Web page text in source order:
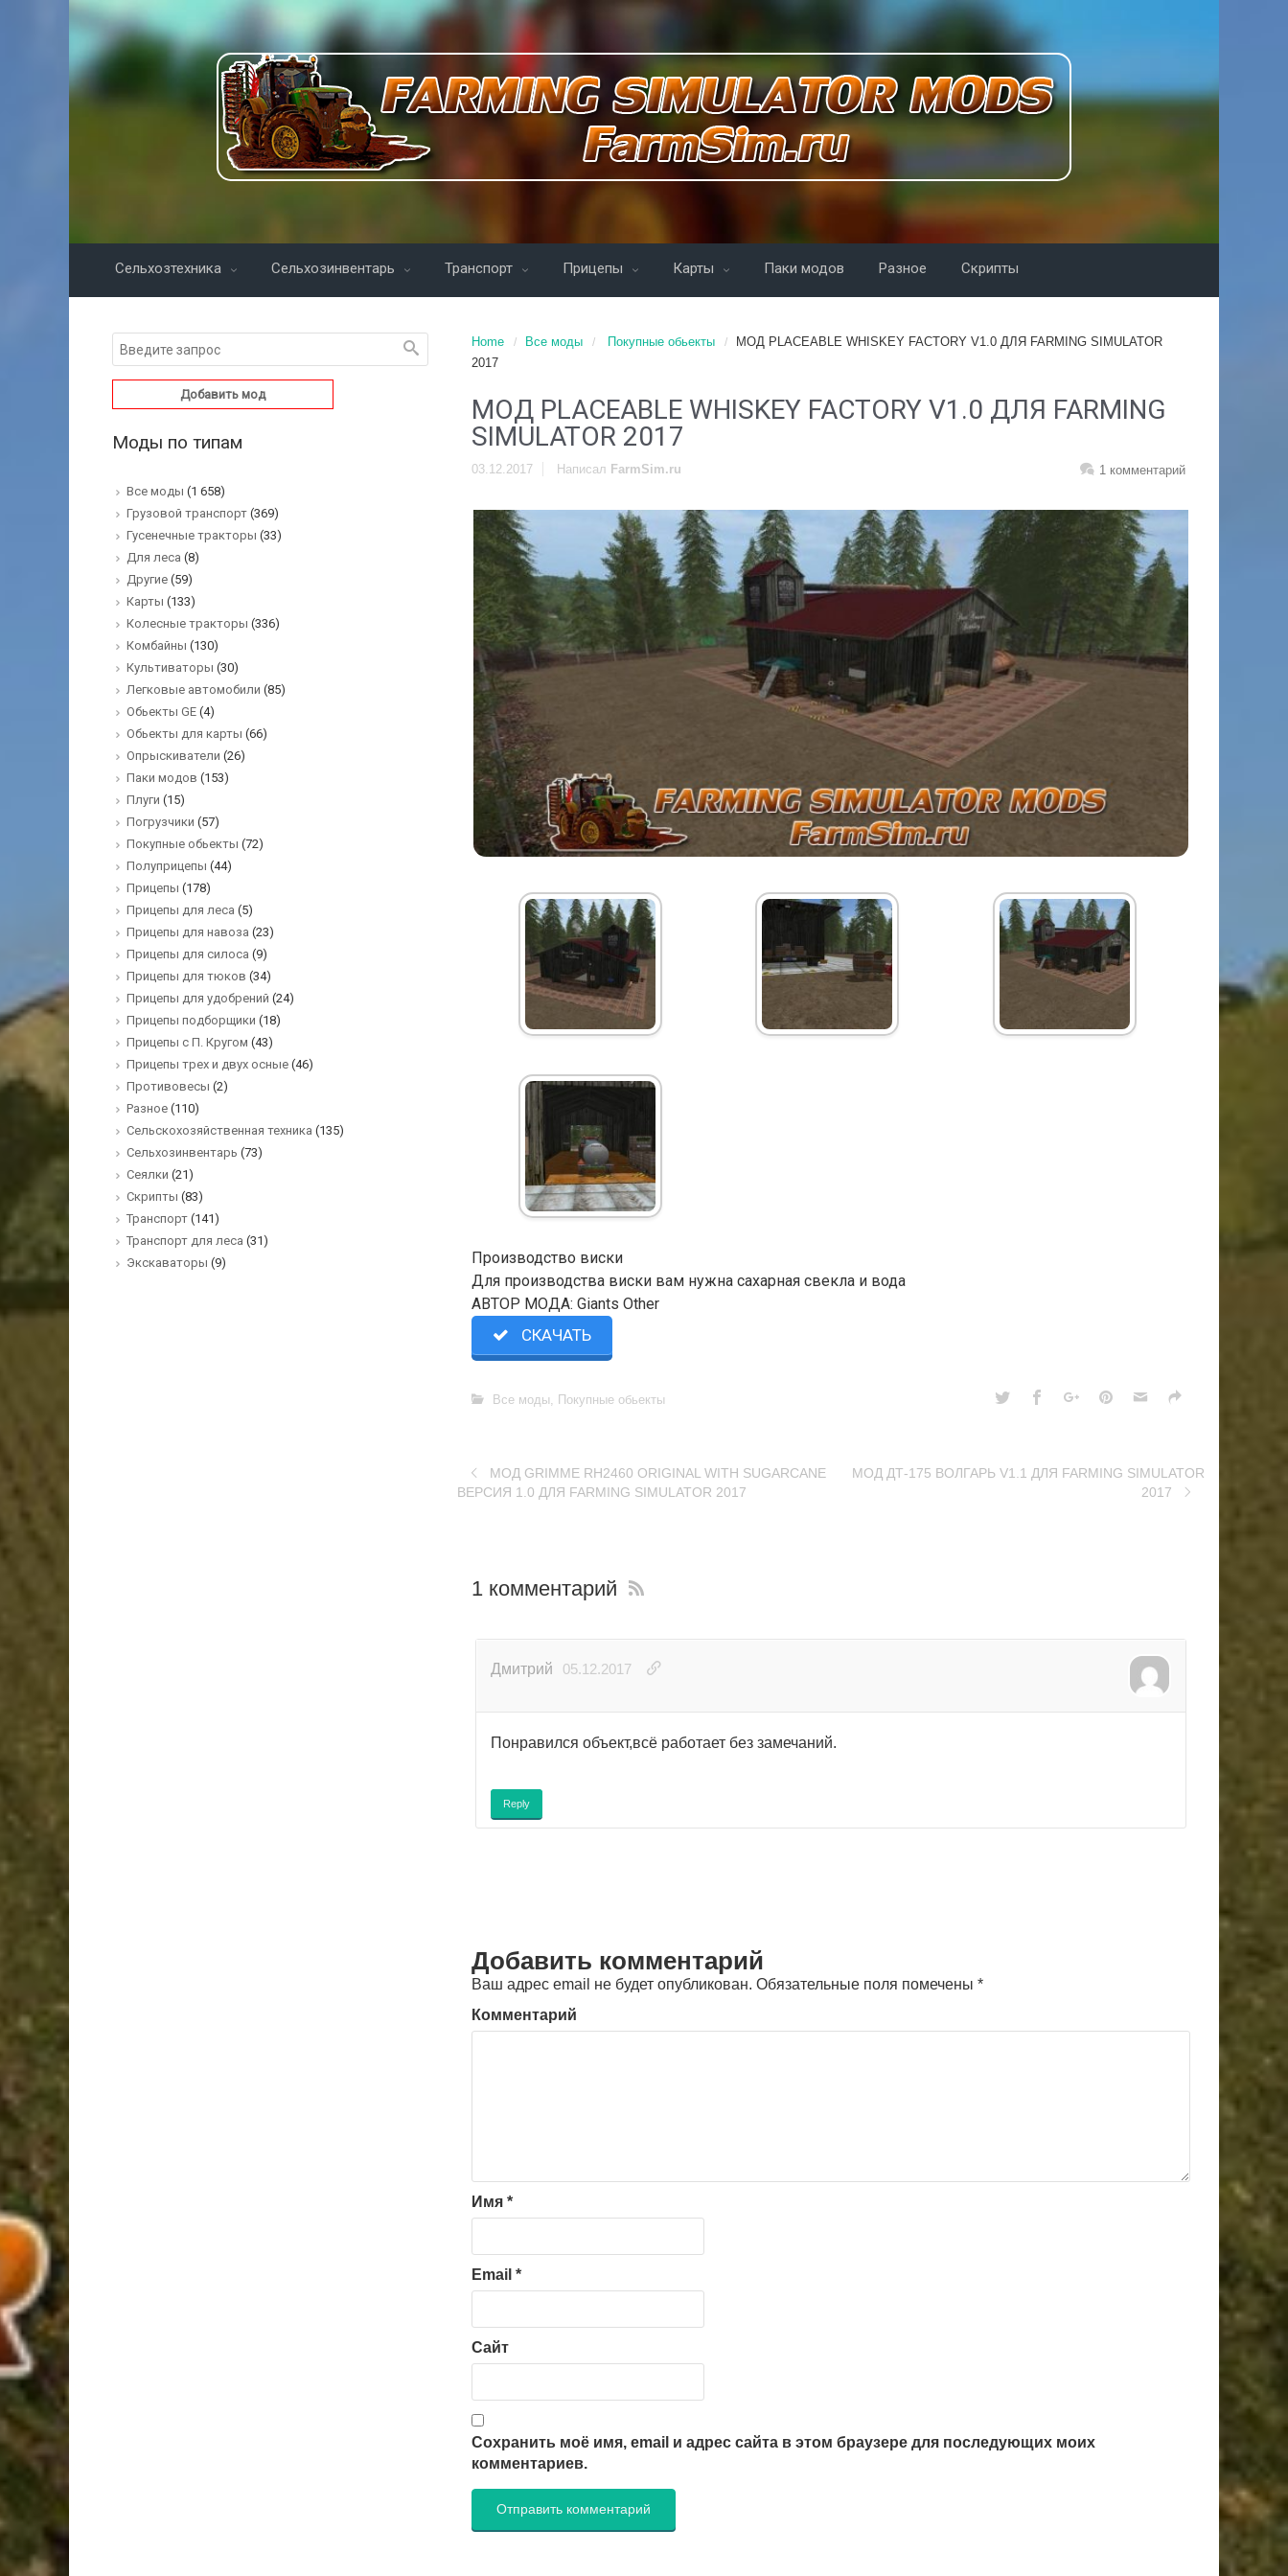
Сельхозтехника Сельхозинвентарь Транспорт Прицепы Карты Паки модов Разное Скрипты
Home Все моды Покупные обьекты
МОД PLACEABLE WHISKEY FACTORY V1.0 ДЛЯ FARMING SIMULATOR
2017
МОД PLACEABLE WHISKEY FACTORY V1.0 ДЛЯ FARMING
SIMULATOR 2017
03.12.2017 1 комментарий
Написал FarmSim.ru
Производство виски
Для производства виски вам нужна сахарная свекла и вода
АВТОР МОДА: Giants Other
СКАЧАТЬ
Все моды, Покупные обьекты
МОД GRIMME RH2460 ORIGINAL WITH SUGARCANE
ВЕРСИЯ 1.0 ДЛЯ FARMING SIMULATOR 2017
МОД ДТ-175 ВОЛГАРЬ V1.1 ДЛЯ FARMING SIMULATOR
2017
1 комментарий
Дмитрий 05.12.2017
Понравился объект,всё работает без замечаний.
Reply
Добавить комментарий
Ваш адрес email не будет опубликован. Обязательные поля помечены *
Комментарий
Имя *
Email *
Сайт
Сохранить моё имя, email и адрес сайта в этом браузере для последующих моих
комментариев.
Добавить мод
Моды по типам
Все моды (1 658)
Грузовой транспорт (369)
Гусенечные тракторы (33)
Для леса (8)
Другие (59)
Карты (133)
Колесные тракторы (336)
Комбайны (130)
Культиваторы (30)
Легковые автомобили (85)
Обьекты GE (4)
Обьекты для карты (66)
Опрыскиватели (26)
Паки модов (153)
Плуги (15)
Погрузчики (57)
Покупные обьекты (72)
Полуприцепы (44)
Прицепы (178)
Прицепы для леса (5)
Прицепы для навоза (23)
Прицепы для силоса (9)
Прицепы для тюков (34)
Прицепы для удобрений (24)
Прицепы подборщики (18)
Прицепы с П. Кругом (43)
Прицепы трех и двух осные (46)
Противовесы (2)
Разное (110)
Сельскохозяйственная техника (135)
Сельхозинвентарь (73)
Сеялки (21)
Скрипты (83)
Транспорт (141)
Транспорт для леса (31)
Экскаваторы (9)